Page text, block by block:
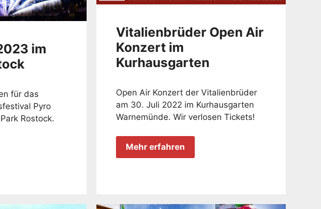
im
für das
Pyro
Rostock.
Vitalienbrüder Open Air
Konzert im
Kurhausgarten
Open Air Konzert der Vitalienbrüder
am 30. Juli 2022 im Kurhausgarten
Warnemünde. Wir verlosen Tickets!
Mehr erfahren